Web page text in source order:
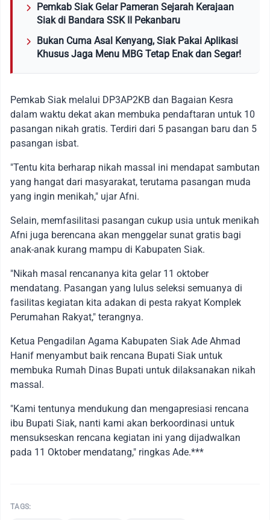
Pemkab Siak Gelar Pameran Sejarah Kerajaan
Siak di Bandara SSK II Pekanbaru
Bukan Cuma Asal Kenyang, Siak Pakai Aplikasi
Khusus Jaga Menu MBG Tetap Enak dan Segar!
Pemkab Siak melalui DP3AP2KB dan Bagaian Kesra
dalam waktu dekat akan membuka pendaftaran untuk 10
pasangan nikah gratis. Terdiri dari 5 pasangan baru dan 5
pasangan isbat.
"Tentu kita berharap nikah massal ini mendapat sambutan
yang hangat dari masyarakat, terutama pasangan muda
yang ingin menikah," ujar Afni.
Selain, memfasilitasi pasangan cukup usia untuk menikah
Afni juga berencana akan menggelar sunat gratis bagi
anak-anak kurang mampu di Kabupaten Siak.
"Nikah masal rencananya kita gelar 11 oktober
mendatang. Pasangan yang lulus seleksi semuanya di
fasilitas kegiatan kita adakan di pesta rakyat Komplek
Perumahan Rakyat," terangnya.
Ketua Pengadilan Agama Kabupaten Siak Ade Ahmad
Hanif menyambut baik rencana Bupati Siak untuk
membuka Rumah Dinas Bupati untuk dilaksanakan nikah
massal.
"Kami tentunya mendukung dan mengapresiasi rencana
ibu Bupati Siak, nanti kami akan berkoordinasi untuk
mensukseskan rencana kegiatan ini yang dijadwalkan
pada 11 Oktober mendatang," ringkas Ade.***
TAGS: